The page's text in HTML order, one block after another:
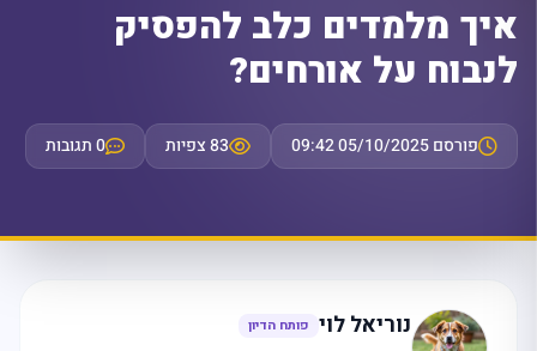
איך מלמדים כלב להפסיק
לנבוח על אורחים?
פורסם 05/10/2025 09:42 83 צפיות 0 תגובות
נוריאל לוי פותח הדיון